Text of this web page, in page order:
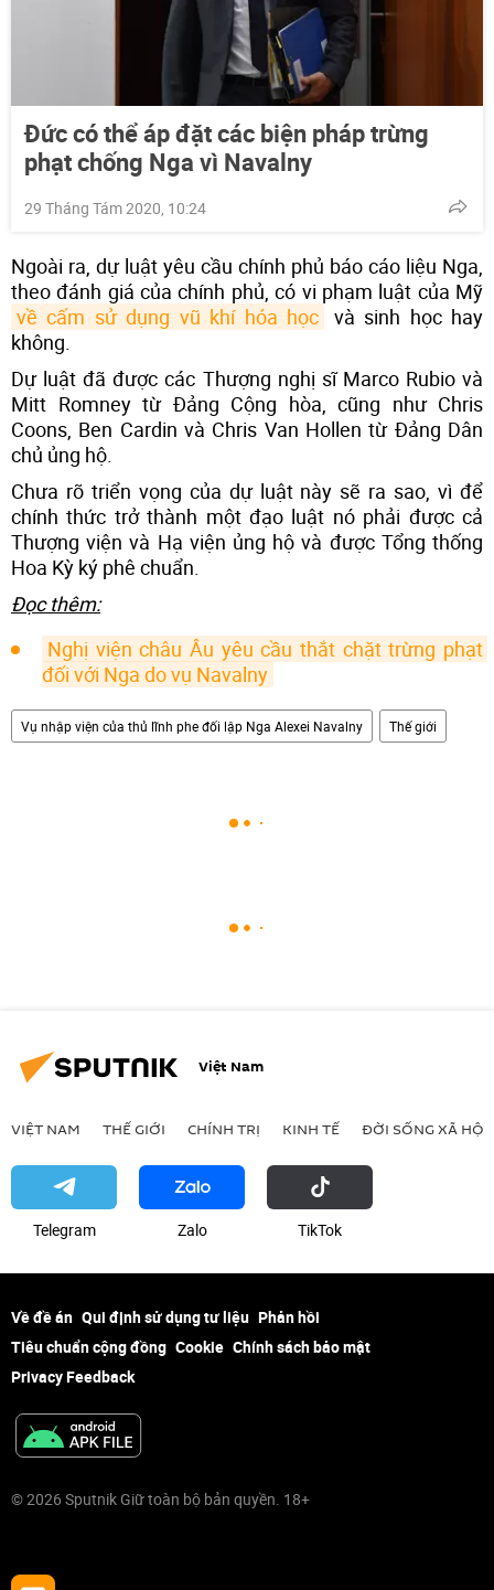
Đức có thể áp đặt các biện pháp trừng
phạt chống Nga vì Navalny
29 Tháng Tám 2020, 10:24
Ngoài ra, dự luật yêu cầu chính phủ báo cáo liệu Nga,
theo đánh giá của chính phủ, có vi phạm luật của Mỹ
về cấm sử dụng vũ khí hóa học và sinh học hay
không.
Dự luật đã được các Thượng nghị sĩ Marco Rubio và
Mitt Romney từ Đảng Cộng hòa, cũng như Chris
Coons, Ben Cardin và Chris Van Hollen từ Đảng Dân
chủ ủng hộ.
Chưa rõ triển vọng của dự luật này sẽ ra sao, vì để
chính thức trở thành một đạo luật nó phải được cả
Thượng viện và Hạ viện ủng hộ và được Tổng thống
Hoa Kỳ ký phê chuẩn.
Đọc thêm:
Nghị viện châu Âu yêu cầu thắt chặt trừng phạt
đối với Nga do vụ Navalny
Vụ nhập viện của thủ lĩnh phe đối lập Nga Alexei Navalny Thế giới
Việt Nam
VIỆT NAM THẾ GIỚI CHÍNH TRỊ KINH TẾ ĐỜI SỐNG XÃ HỘI
Telegram Zalo ТikТоk
Về đề án Qui định sử dụng tư liệu Phản hồi
Tiêu chuẩn cộng đồng Cookie Chính sách bảo mật
Privacy Feedback
© 2026 Sputnik Giữ toàn bộ bản quyền. 18+